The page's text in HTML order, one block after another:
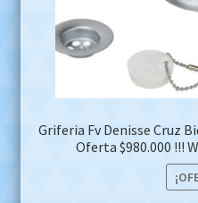
Griferia Fv Denisse Cruz
Oferta $980.000 !!!